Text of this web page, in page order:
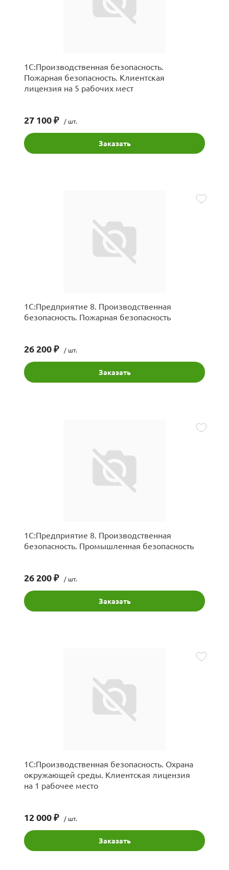
1С:Производственная безопасность.
Пожарная безопасность. Клиентская
лицензия на 5 рабочих мест
27 100 ₽ / шт.
Заказать
1С:Предприятие 8. Производственная
безопасность. Пожарная безопасность
26 200 ₽ / шт.
Заказать
1С:Предприятие 8. Производственная
безопасность. Промышленная безопасность
26 200 ₽ / шт.
Заказать
1С:Производственная безопасность. Охрана
окружающей среды. Клиентская лицензия
на 1 рабочее место
12 000 ₽ / шт.
Заказать